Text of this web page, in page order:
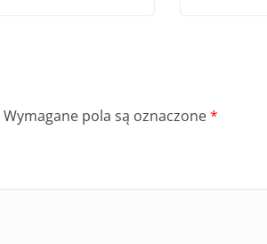
Wymagane pola są oznaczone*